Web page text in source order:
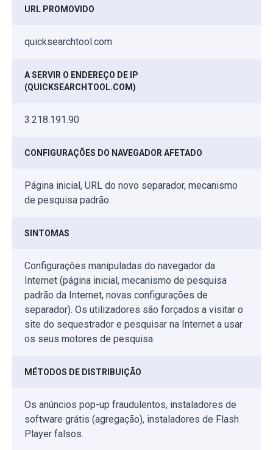
URL PROMOVIDO
quicksearchtool.com
A SERVIR O ENDEREÇO DE IP
(QUICKSEARCHTOOL.COM)
3.218.191.90
CONFIGURAÇÕES DO NAVEGADOR AFETADO
Página inicial, URL do novo separador, mecanismo
de pesquisa padrão
SINTOMAS
Configurações manipuladas do navegador da
Internet (página inicial, mecanismo de pesquisa
padrão da Internet, novas configurações de
separador). Os utilizadores são forçados a visitar o
site do sequestrador e pesquisar na Internet a usar
os seus motores de pesquisa.
MÉTODOS DE DISTRIBUIÇÃO
Os anúncios pop-up fraudulentos, instaladores de
software grátis (agregação), instaladores de Flash
Player falsos.